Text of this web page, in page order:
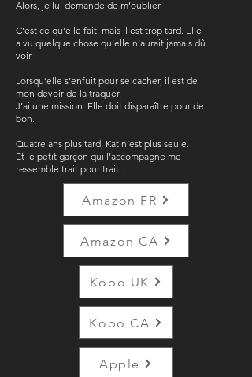
Alors, je lui demande de m’oublier.
C’est ce qu’elle fait, mais il est trop tard. Elle
a vu quelque chose qu’elle n’aurait jamais dû
voir.
Lorsqu’elle s’enfuit pour se cacher, il est de
mon devoir de la traquer.
J’ai une mission. Elle doit disparaître pour de
bon.
Quatre ans plus tard, Kat n’est plus seule.
Et le petit garçon qui l’accompagne me
ressemble trait pour trait...
Amazon FR
Amazon CA
Kobo UK
Kobo CA
Apple